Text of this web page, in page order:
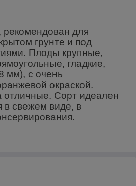
рекомендован для
грунте и под
Плоды крупные,
гладкие,
мм), с очень
окраской.
отличные. Сорт идеален
в свежем виде, в